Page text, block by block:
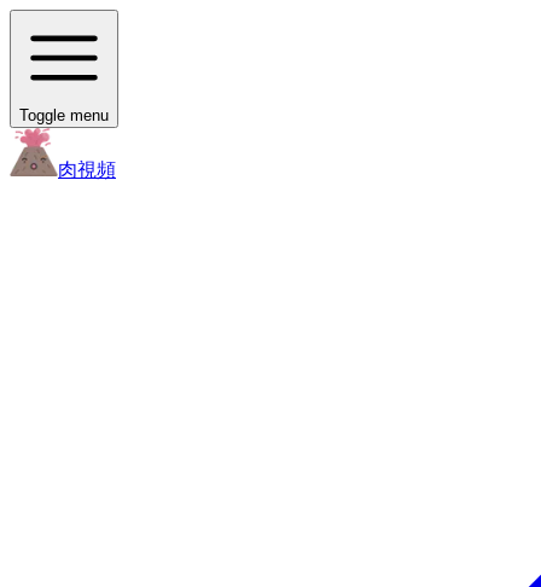
Toggle menu
肉視頻